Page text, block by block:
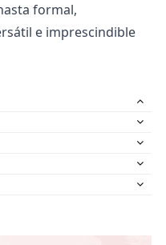
formal,
e imprescindible